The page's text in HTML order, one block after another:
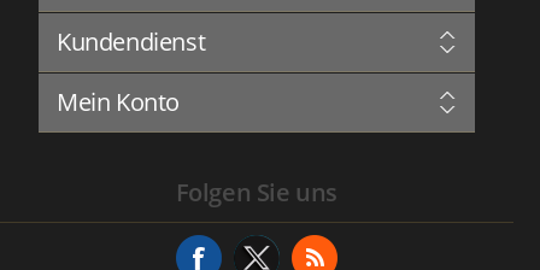
Governance
Datenschutz
Nutzungsbedingungen
Kundendienst
Forum
Complaints Book
Mein Konto
Serviceanfrage
Folgen Sie uns